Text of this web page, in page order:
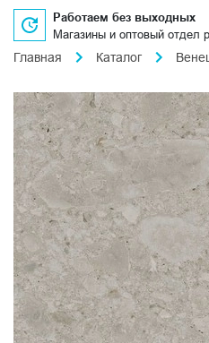
Работаем без выходных
Магазины и оптовый отдел
Главная
Каталог